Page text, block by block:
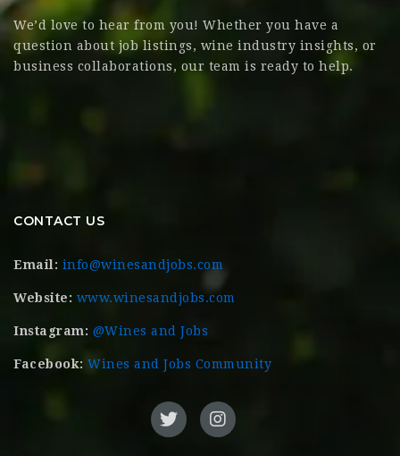
We’d love to hear from you! Whether you have a
question about job listings, wine industry insights, or
business collaborations, our team is ready to help.
CONTACT US
Email: info@winesandjobs.com
Website: www.winesandjobs.com
Instagram: @Wines and Jobs
Facebook: Wines and Jobs Community